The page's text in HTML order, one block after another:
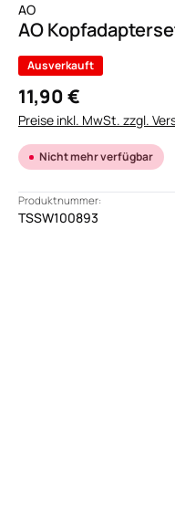
AO
AO
Ausverkauft
11,90 €
Preise inkl. MwSt. zzgl.
Nicht mehr verfügbar
Produktnummer:
TSSW100893